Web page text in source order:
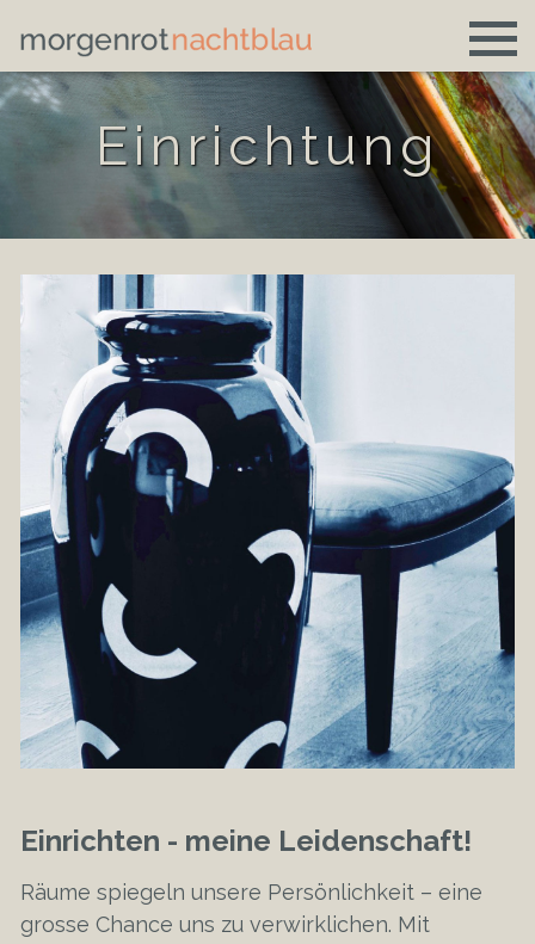
Einrichtung
Einrichten - meine Leidenschaft!
Räume spiegeln unsere Persönlichkeit – eine
grosse Chance uns zu verwirklichen. Mit